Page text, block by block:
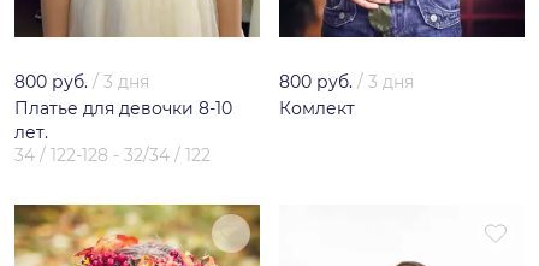
800 руб. / 3 дня
Платье для девочки 8-10
лет.
34 / 122-128 - 32/34 / 122
800 руб. / 3 дня
Комлект